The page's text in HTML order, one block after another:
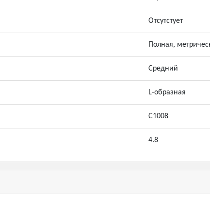
Отсутстует
Полная,
Средний
L-образная
С1008
4.8